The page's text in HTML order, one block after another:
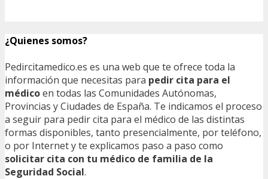
¿Quienes somos?
Pedircitamedico.es es una web que te ofrece toda la
información que necesitas para pedir cita para el
médicoen todas las Comunidades Autónomas,
Provincias y Ciudades de España. Te indicamos el proceso
a seguir para pedir cita para el médico de las distintas
formas disponibles, tanto presencialmente, por teléfono,
o por Internet y te explicamos paso a paso como
solicitar cita con tu médico de familia de la
Seguridad Social.